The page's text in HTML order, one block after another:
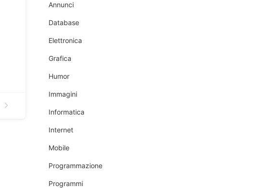
Annunci
Database
Elettronica
Grafica
Humor
Immagini
Informatica
Internet
Mobile
Programmazione
Programmi